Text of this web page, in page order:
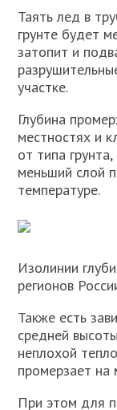
Таять лед в
грунте будет
затопит и
участке.
Глубина
местностях и
от типа
меньший слой
температуре.
Изолинии
регионов
Также есть
средней
неплохой
промерзает на
При этом для